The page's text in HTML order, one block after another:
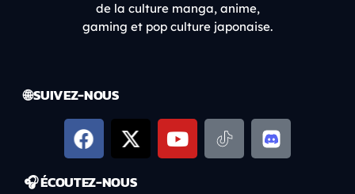
de la culture manga, anime,
gaming et pop culture japonaise.
🌐 SUIVEZ-NOUS
🎧 ÉCOUTEZ-NOUS